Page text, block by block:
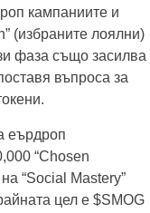
кампаниите и
(избраните лоялни)
фаза също засилва
въпроса за
еърдроп
“Chosen
“Social Mastery”
цел е $SMOG